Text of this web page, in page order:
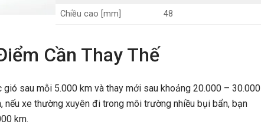
Chiều cao [mm]
48
Cần Thay Thế
gió sau mỗi 5.000 km và thay mới sau khoảng 20.000 – 30.000
nếu xe thường xuyên đi trong môi trường nhiều bụi bẩn, bạn
km.